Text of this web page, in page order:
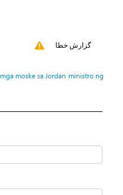
گزارش خطا
mga moske sa Jordan ministro ng